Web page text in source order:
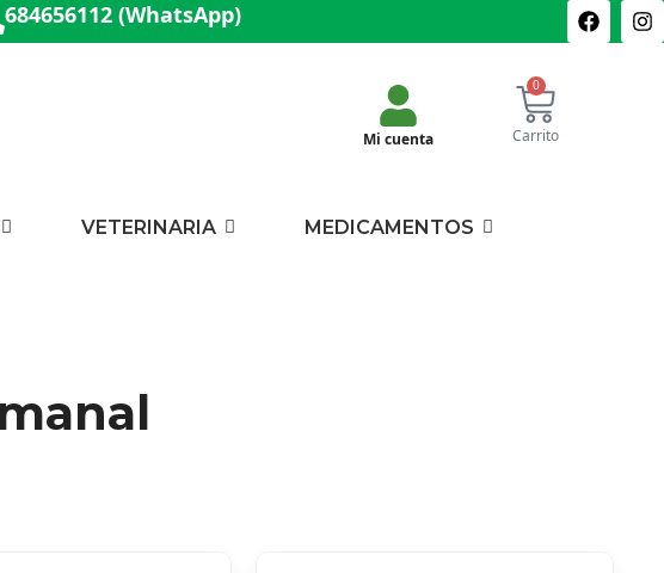
684656112 (WhatsApp)
Mi cuenta
0
Carrito
VETERINARIA MEDICAMENTOS